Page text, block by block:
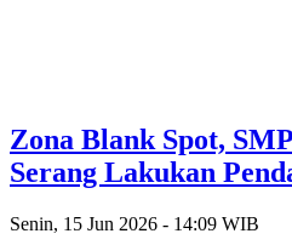
Zona Blank Spot,
Serang Lakukan
Senin, 15 Jun 2026 - 14:09 WIB